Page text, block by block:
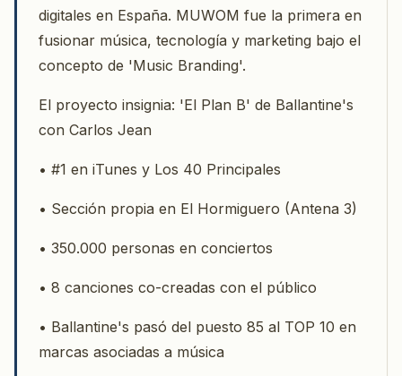
digitales en España. MUWOM fue la primera en
fusionar música, tecnología y marketing bajo el
concepto de 'Music Branding'.
El proyecto insignia: 'El Plan B' de Ballantine's
con Carlos Jean
• #1 en iTunes y Los 40 Principales
• Sección propia en El Hormiguero (Antena 3)
• 350.000 personas en conciertos
• 8 canciones co-creadas con el público
• Ballantine's pasó del puesto 85 al TOP 10 en
marcas asociadas a música